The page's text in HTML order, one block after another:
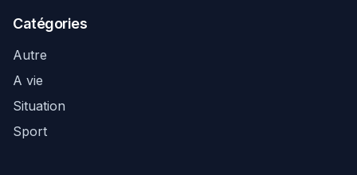
Catégories
Autre
A vie
Situation
Sport